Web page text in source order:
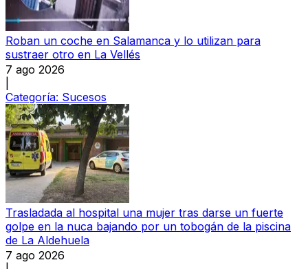
Roban un coche en Salamanca y lo utilizan para
sustraer otro en La Vellés
7 ago 2026
Categoría: Sucesos
Trasladada al hospital una mujer tras darse un fuerte
golpe en la nuca bajando por un tobogán de la piscina
de La Aldehuela
7 ago 2026